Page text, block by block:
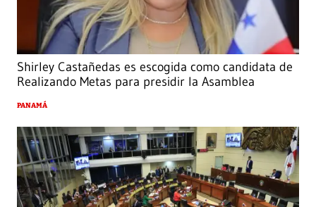
Shirley Castañedas es escogida como candidata de
Realizando Metas para presidir la Asamblea
PANAMÁ